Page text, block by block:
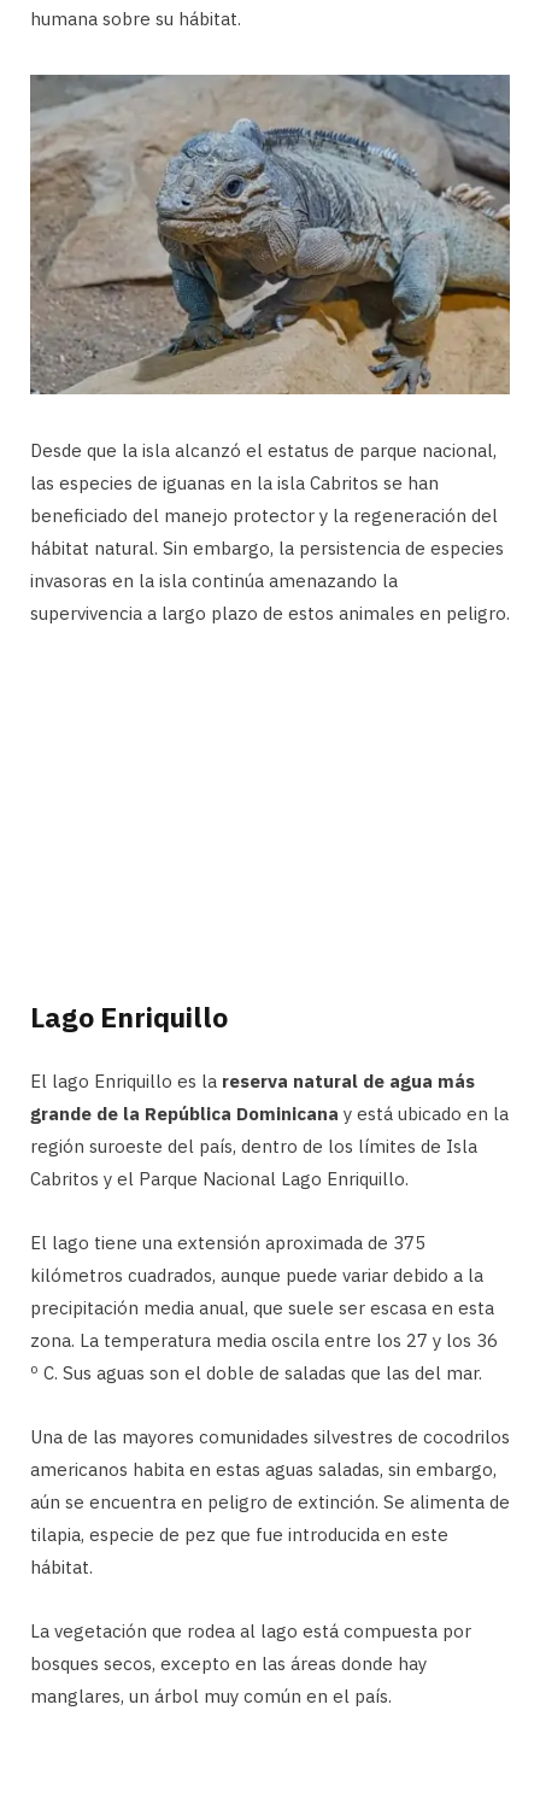
humana sobre su hábitat.
Desde que la isla alcanzó el estatus de parque nacional,
las especies de iguanas en la isla Cabritos se han
beneficiado del manejo protector y la regeneración del
hábitat natural. Sin embargo, la persistencia de especies
invasoras en la isla continúa amenazando la
supervivencia a largo plazo de estos animales en peligro.
Lago Enriquillo
El lago Enriquillo es la reserva natural de agua más
grande de la República Dominicana y está ubicado en la
región suroeste del país, dentro de los límites de Isla
Cabritos y el Parque Nacional Lago Enriquillo.
El lago tiene una extensión aproximada de 375
kilómetros cuadrados, aunque puede variar debido a la
precipitación media anual, que suele ser escasa en esta
zona. La temperatura media oscila entre los 27 y los 36
º C. Sus aguas son el doble de saladas que las del mar.
Una de las mayores comunidades silvestres de cocodrilos
americanos habita en estas aguas saladas, sin embargo,
aún se encuentra en peligro de extinción. Se alimenta de
tilapia, especie de pez que fue introducida en este
hábitat.
La vegetación que rodea al lago está compuesta por
bosques secos, excepto en las áreas donde hay
manglares, un árbol muy común en el país.